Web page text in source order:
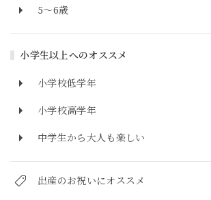
5～6歳
小学生以上へのオススメ
小学校低学年
小学校高学年
中学生から大人も楽しい
出産のお祝いにオススメ